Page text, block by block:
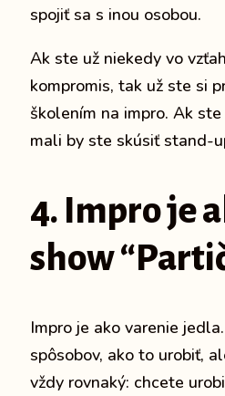
spojiť sa s inou osobou.
Ak ste už niekedy vo
kompromis, tak už ste si
školením na impro. Ak ste
mali by ste skúsiť stand-
4. Impro je
show
Impro je ako varenie jedla.
spôsobov, ako to urobiť,
vždy rovnaký: chcete